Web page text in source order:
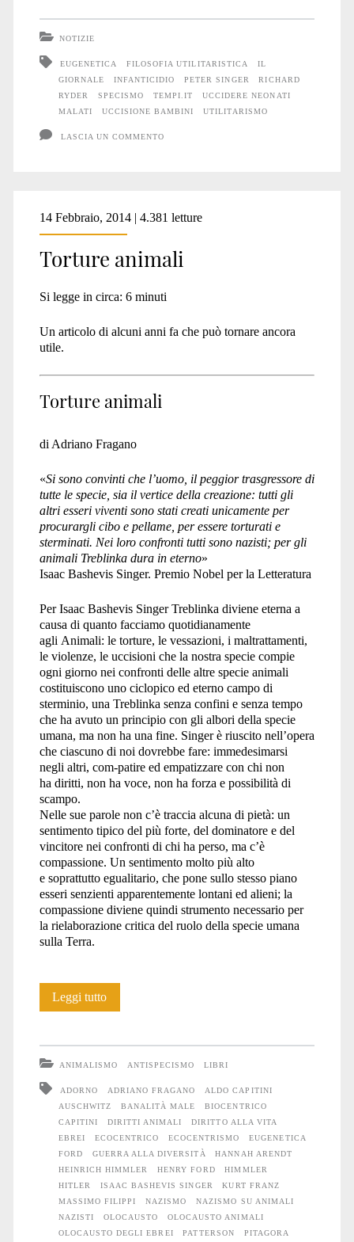
su
Peter
Singer
NOTIZIE
EUGENETICA FILOSOFIA UTILITARISTICA
IL
GIORNALE
INFANTICIDIO PETER SINGER
RICHARD
RYDER
SPECISMO TEMPI.IT
UCCIDERE NEONATI
MALATI
UCCISIONE BAMBINI UTILITARISMO
LASCIA UN COMMENTO
14 Febbraio, 2014 | 4.381 letture
Torture animali
Si legge in circa: 6 minuti
Un articolo di alcuni anni fa che può tornare ancora
utile.
Torture animali
di Adriano Fragano
«Si sono convinti che l’uomo, il peggior trasgressore di
tutte le specie, sia il vertice della creazione: tutti gli
altri esseri viventi sono stati creati unicamente per
procurargli cibo e pellame, per essere torturati e
sterminati. Nei loro confronti tutti sono nazisti; per gli
animali Treblinka dura in eterno»
Isaac Bashevis Singer. Premio Nobel per la Letteratura
Per Isaac Bashevis Singer Treblinka diviene eterna a
causa di quanto facciamo quotidianamente
agli Animali: le torture, le vessazioni, i maltrattamenti,
le violenze, le uccisioni che la nostra specie compie
ogni giorno nei confronti delle altre specie animali
costituiscono uno ciclopico ed eterno campo di
sterminio, una Treblinka senza confini e senza tempo
che ha avuto un principio con gli albori della specie
umana, ma non ha una fine. Singer è riuscito nell’opera
che ciascuno di noi dovrebbe fare: immedesimarsi
negli altri, com-patire ed empatizzare con chi non
ha diritti, non ha voce, non ha forza e possibilità di
scampo.
Nelle sue parole non c’è traccia alcuna di pietà: un
sentimento tipico del più forte, del dominatore e del
vincitore nei confronti di chi ha perso, ma c’è
compassione. Un sentimento molto più alto
e soprattutto egualitario, che pone sullo stesso piano
esseri senzienti apparentemente lontani ed alieni; la
compassione diviene quindi strumento necessario per
la rielaborazione critica del ruolo della specie umana
sulla Terra.
Leggi tuttoTorture
ANIMALISMO ANTISPECISMO LIBRI
ADORNO ADRIANO FRAGANO
ALDO CAPITINI
AUSCHWITZ
BANALITÀ MALE
BIOCENTRICO
CAPITINI
DIRITTI ANIMALI
DIRITTO ALLA VITA
EBREI
ECOCENTRICO ECOCENTRISMO
EUGENETICA
FORD
GUERRA ALLA DIVERSITÀ
HANNAH ARENDT
HEINRICH HIMMLER
HENRY FORD
HIMMLER
HITLER
ISAAC BASHEVIS SINGER
KURT FRANZ
MASSIMO FILIPPI
NAZISMO
NAZISMO SU ANIMALI
NAZISTI
OLOCAUSTO
OLOCAUSTO ANIMALI
OLOCAUSTO DEGLI EBREI
PATTERSON PITAGORA